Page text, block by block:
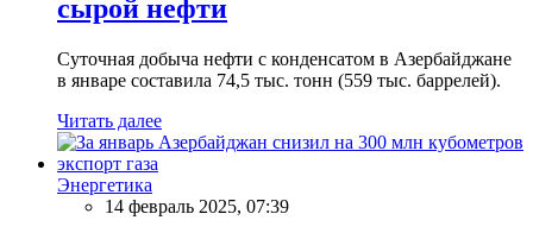
сырой нефти
Суточная добыча нефти с конденсатом в Азербайджане
в январе составила 74,5 тыс. тонн (559 тыс. баррелей).
Читать далее
Энергетика
14 февраль 2025, 07:39